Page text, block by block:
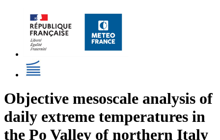
Objective mesoscale analysis of
daily extreme temperatures in
the Po Valley of northern Italy